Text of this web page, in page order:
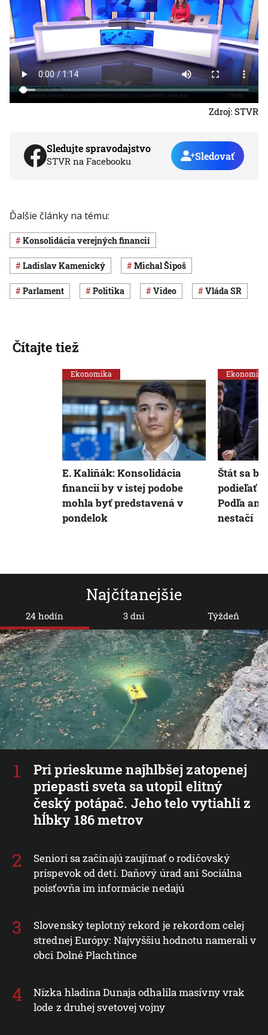
Zdroj: STVR
Sledujte spravodajstvo
STVR na Facebooku Sledovať
Ďalšie články na tému:
konsolidácia verejných financií
Ladislav Kamenický Michal Šipoš
Parlament Politika Video vláda SR
Najčítanejšie
24 hodín
Pri prieskume najhlbšej zatopenej
priepasti sveta sa utopil elitný
český potápač. Jeho telo vytiahli z
hĺbky 186 metrov
Seniori sa začínajú zaujímať o rodičovský
príspevok od detí. Daňový úrad ani Sociálna
poisťovňa im informácie nedajú
Slovenský teplotný rekord je rekordom celej
strednej Európy: Najvyššiu hodnotu namerali v
obci Dolné Plachtince
Nízka hladina Dunaja odhalila masívny vrak
lode z druhej svetovej vojny
3 dni Týždeň
Čítajte tiež
Ekonomika
E. Kaliňák: Konsolidácia
financií by v istej podobe
mohla byť predstavená v
pondelok
Ekonomika
Štát sa
podieľať
Podľa
nestačí